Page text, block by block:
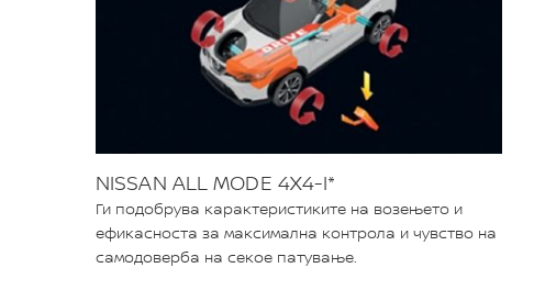
NISSAN ALL MODE 4X4-I*
Ги подобрува карактеристиките на возењето и
ефикасноста за максимална контрола и чувство на
самодоверба на секое патување.